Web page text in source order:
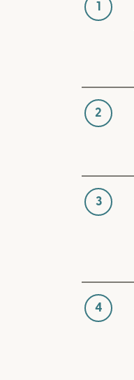
1
2
3
4